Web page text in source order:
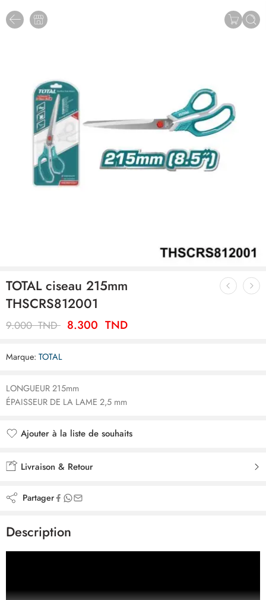
TOTAL ciseau 215mm
THSCRS812001
9.000TND 8.300 TND
Marque: TOTAL
LONGUEUR 215mm
ÉPAISSEUR DE LA LAME 2,5 mm
Ajouter à la liste de souhaits
Livraison & Retour
Partager
Description